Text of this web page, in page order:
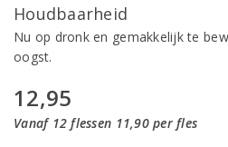
Houdbaarheid
Nu op dronk en gemakkelijk te
oogst.
12,95
Vanaf 12 flessen 11,90 per fles